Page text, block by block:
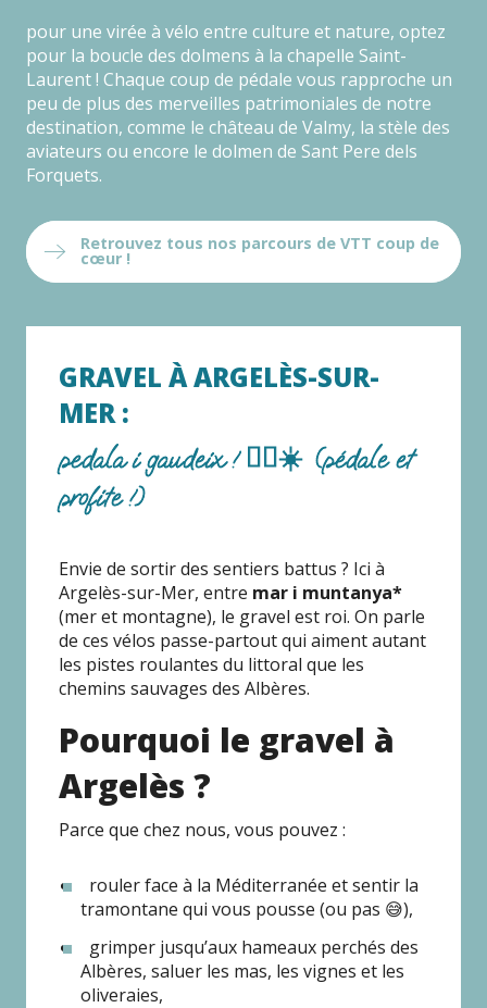
pour une virée à vélo entre culture et nature, optez
pour la boucle des dolmens à la chapelle Saint-
Laurent ! Chaque coup de pédale vous rapproche un
peu de plus des merveilles patrimoniales de notre
destination, comme le château de Valmy, la stèle des
aviateurs ou encore le dolmen de Sant Pere dels
Forquets.
Retrouvez tous nos parcours de VTT coup de
cœur !
GRAVEL À ARGELÈS-SUR-
MER :
pedala i gaudeix ! 🚴‍♂️☀️ (pédale et
profite !)
Envie de sortir des sentiers battus ? Ici à
Argelès-sur-Mer, entre mar i muntanya*
(mer et montagne), le gravel est roi. On parle
de ces vélos passe-partout qui aiment autant
les pistes roulantes du littoral que les
chemins sauvages des Albères.
Pourquoi le gravel à
Argelès ?
Parce que chez nous, vous pouvez :
rouler face à la Méditerranée et sentir la
tramontane qui vous pousse (ou pas 😅),
grimper jusqu’aux hameaux perchés des
Albères, saluer les mas, les vignes et les
oliveraies,